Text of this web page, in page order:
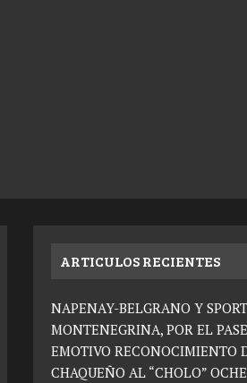
ARTICULOS RECIENTES
NAPENAY-BELGRANO Y
MONTENEGRINA, POR EL
EMOTIVO RECONOCIMIENTO
CHAQUEÑO AL “CHOLO”